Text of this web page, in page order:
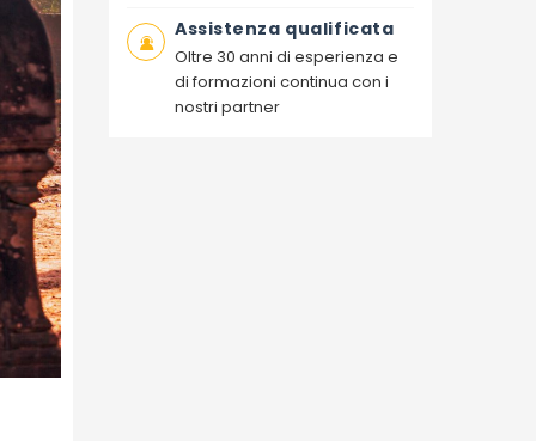
Assistenza qualificata
Oltre 30 anni di esperienza e
di formazioni continua con i
nostri partner